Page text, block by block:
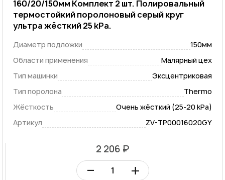
160/20/150мм Комплект 2 шт. Полировальный
термостойкий поролоновый серый круг
ультра жёсткий 25 kPa.
Диаметр подложки
150мм
Области применения
Малярный цех
Тип машинки
Эксцентриковая
Тип поролона
Thermo
Жёсткость
Очень жёсткий (25-20 kPa)
Артикул
ZV-TP00016020GY
2 206 ₽
– +